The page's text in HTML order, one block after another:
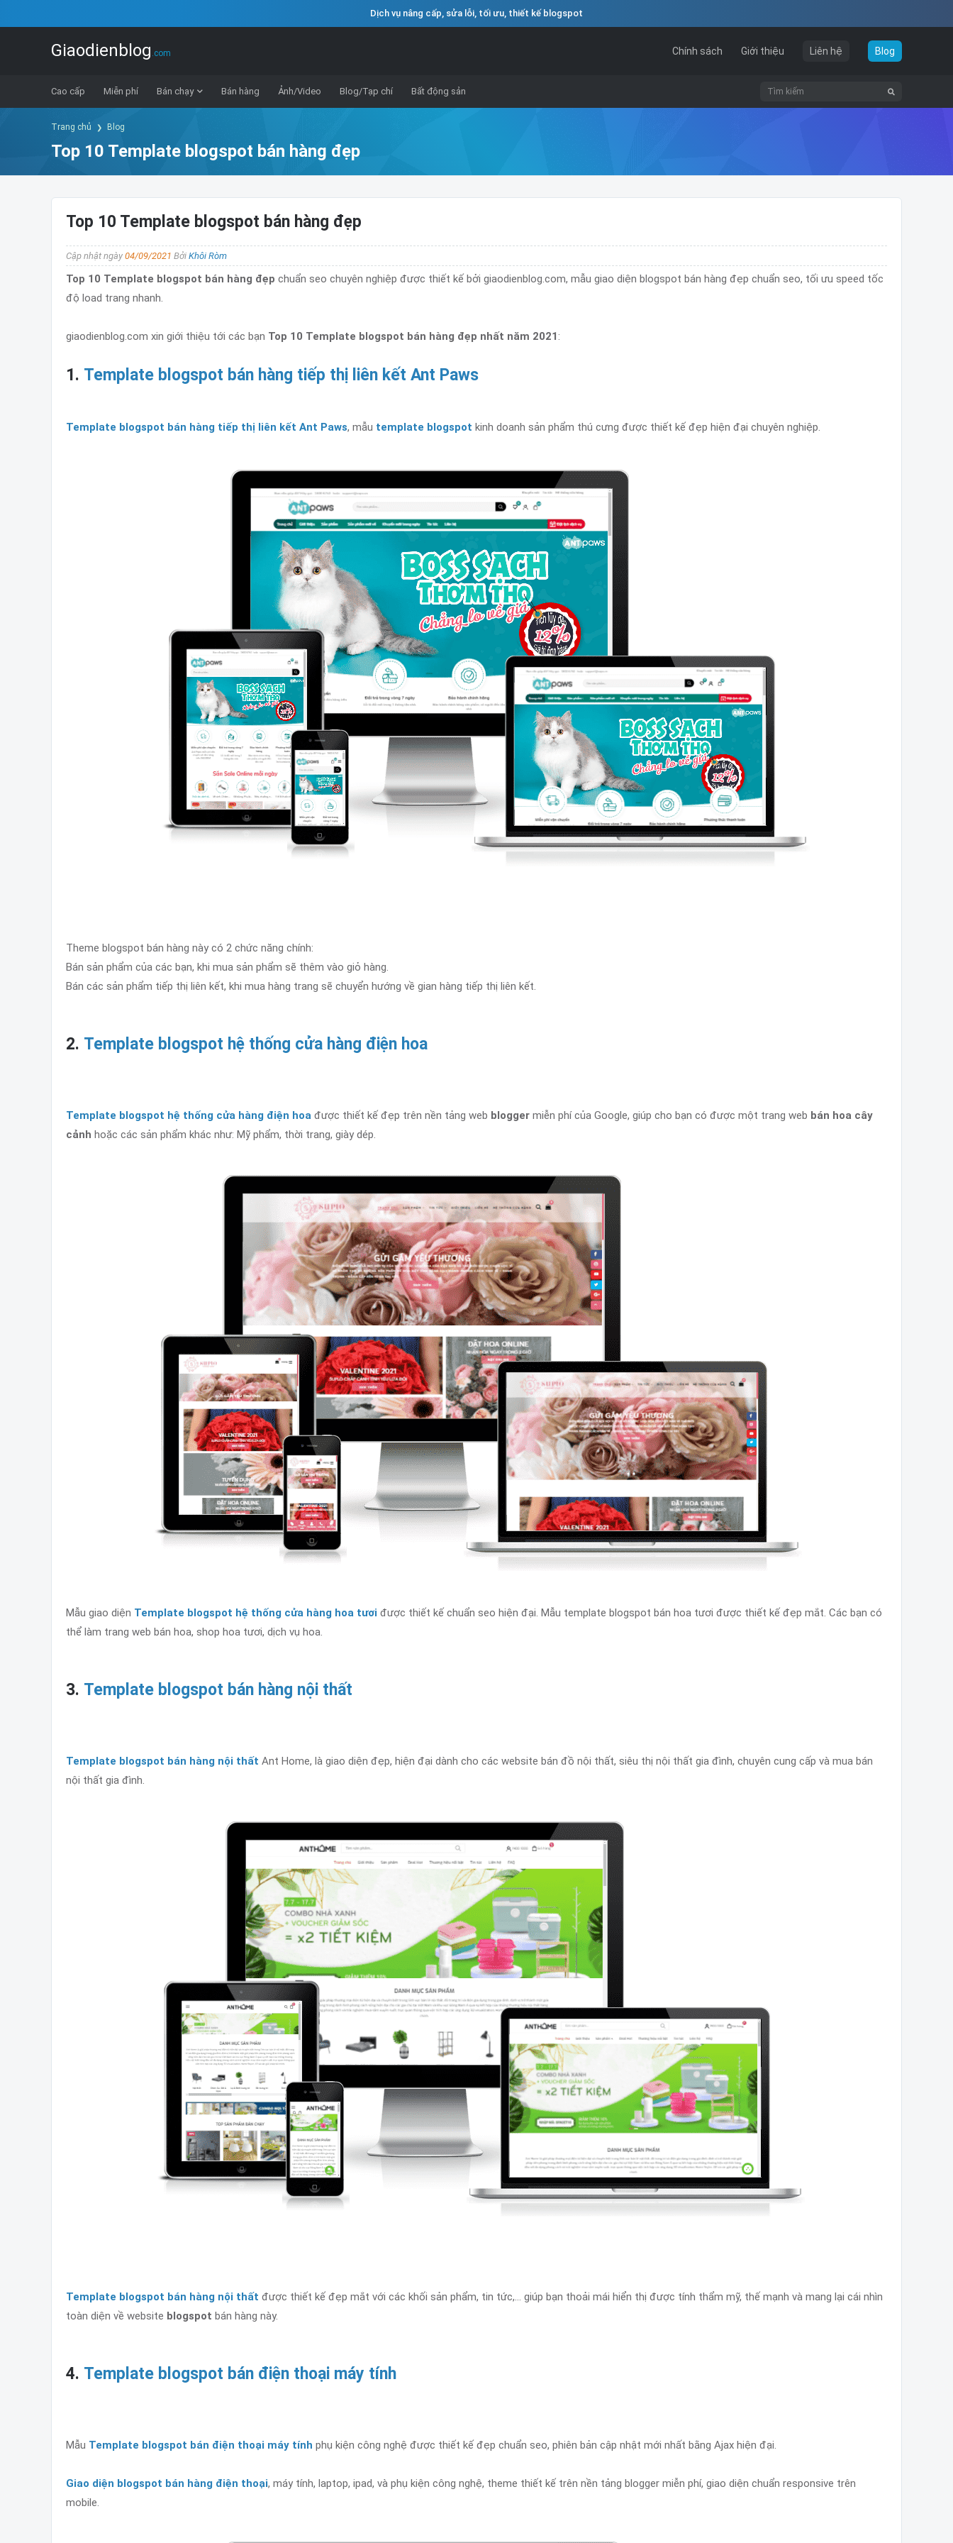
Dịch vụ nâng cấp, sửa lỗi, tối ưu, thiết kế blogspot
Giaodienblog .com Chính sách Giới thiệu Liên hệ Blog
Cao cấp Miễn phí Bán chạy Bán hàng Ảnh/Video Blog/Tạp chí Bất động sản
Trang chủ Blog
Top 10 Template blogspot bán hàng đẹp
Top 10 Template blogspot bán hàng đẹp
Cập nhật ngày 04/09/2021 Bởi Khôi Ròm
Top 10 Template blogspot bán hàng đẹp chuẩn seo chuyên nghiệp được thiết kế bởi giaodienblog.com, mẫu giao diện blogspot bán hàng đẹp chuẩn seo, tối ưu speed tốc
độ load trang nhanh.
giaodienblog.com xin giới thiệu tới các bạn Top 10 Template blogspot bán hàng đẹp nhất năm 2021 :
1. Template blogspot bán hàng tiếp thị liên kết Ant Paws
Template blogspot bán hàng tiếp thị liên kết Ant Paws, mẫu template blogspot kinh doanh sản phẩm thú cưng được thiết kế đẹp hiện đại chuyên nghiệp.
Theme blogspot bán hàng này có 2 chức năng chính:
Bán sản phẩm của các bạn, khi mua sản phẩm sẽ thêm vào giỏ hàng.
Bán các sản phẩm tiếp thị liên kết, khi mua hàng trang sẽ chuyển hướng về gian hàng tiếp thị liên kết.
2. Template blogspot hệ thống cửa hàng điện hoa
Template blogspot hệ thống cửa hàng điện hoa được thiết kế đẹp trên nền tảng web blogger miễn phí của Google, giúp cho bạn có được một trang web bán hoa cây
cảnh hoặc các sản phẩm khác như: Mỹ phẩm, thời trang, giày dép.
Mẫu giao diện Template blogspot hệ thống cửa hàng hoa tươi được thiết kế chuẩn seo hiện đại. Mẫu template blogspot bán hoa tươi được thiết kế đẹp mắt. Các bạn có
thể làm trang web bán hoa, shop hoa tươi, dịch vụ hoa.
3. Template blogspot bán hàng nội thất
Template blogspot bán hàng nội thất Ant Home, là giao diện đẹp, hiện đại dành cho các website bán đồ nội thất, siêu thị nội thất gia đình, chuyên cung cấp và mua bán
nội thất gia đình.
Template blogspot bán hàng nội thất được thiết kế đẹp mắt với các khối sản phẩm, tin tức,... giúp bạn thoải mái hiển thị được tính thẩm mỹ, thế mạnh và mang lại cái nhìn
toàn diện về website blogspot bán hàng này.
4. Template blogspot bán điện thoại máy tính
Mẫu Template blogspot bán điện thoại máy tính phụ kiện công nghệ được thiết kế đẹp chuẩn seo, phiên bản cập nhật mới nhất bằng Ajax hiện đại.
Giao diện blogspot bán hàng điện thoại, máy tính, laptop, ipad, và phụ kiện công nghệ, theme thiết kế trên nền tảng blogger miễn phí, giao diện chuẩn responsive trên
mobile.